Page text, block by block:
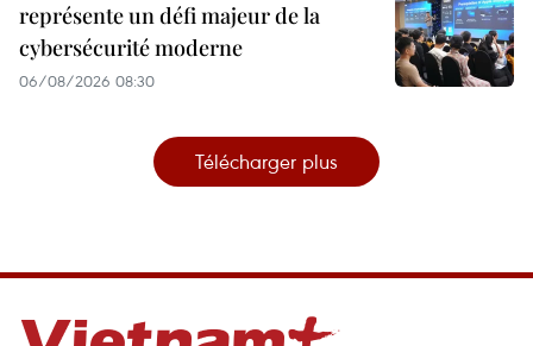
représente un défi majeur de la
cybersécurité moderne
06/08/2026 08:30
Télécharger plus